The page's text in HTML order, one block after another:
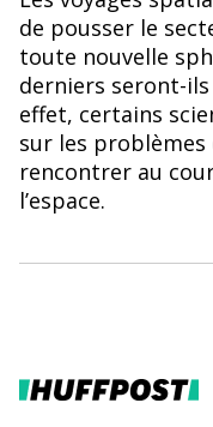
de pousser le
toute nouvelle
derniers seront-
effet, certains
sur les problèmes
rencontrer au
l’espace.